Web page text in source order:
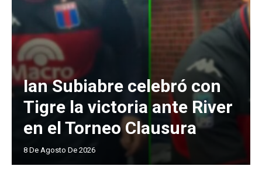
Ian Subiabre celebró con
Tigre la victoria ante River
en el Torneo Clausura
8 De Agosto De 2026